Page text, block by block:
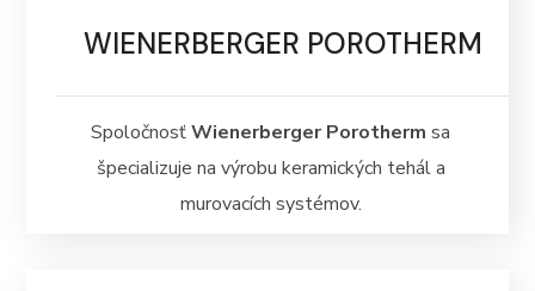
WIENERBERGER POROTHERM
SpoločnosťWienerberger Porotherm sa
špecializuje na výrobu keramických tehál a
murovacích systémov.